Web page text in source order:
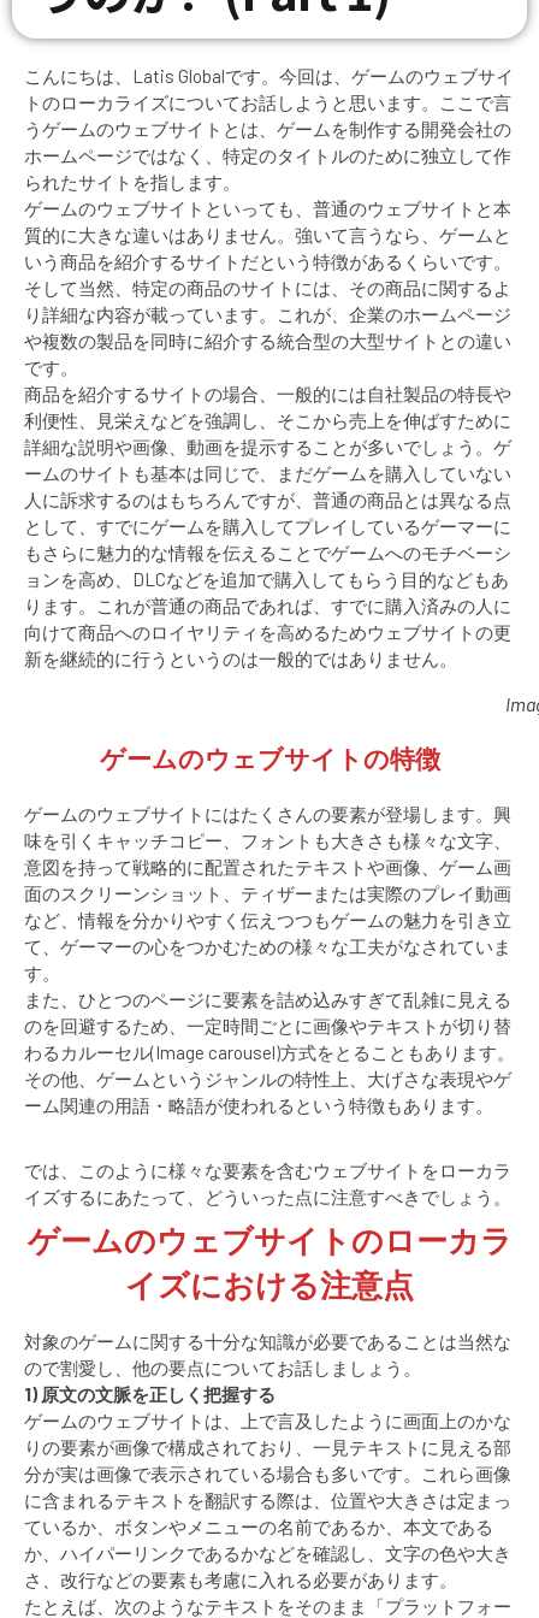
こんにちは、Latis Globalです。今回は、ゲームのウェブサイ
トのローカライズについてお話しようと思います。ここで言
うゲームのウェブサイトとは、ゲームを制作する開発会社の
ホームページではなく、特定のタイトルのために独立して作
られたサイトを指します。
ゲームのウェブサイトといっても、普通のウェブサイトと本
質的に大きな違いはありません。強いて言うなら、ゲームと
いう商品を紹介するサイトだという特徴があるくらいです。
そして当然、特定の商品のサイトには、その商品に関するよ
り詳細な内容が載っています。これが、企業のホームページ
や複数の製品を同時に紹介する統合型の大型サイトとの違い
です。
商品を紹介するサイトの場合、一般的には自社製品の特長や
利便性、見栄えなどを強調し、そこから売上を伸ばすために
詳細な説明や画像、動画を提示することが多いでしょう。ゲ
ームのサイトも基本は同じで、まだゲームを購入していない
人に訴求するのはもちろんですが、普通の商品とは異なる点
として、すでにゲームを購入してプレイしているゲーマーに
もさらに魅力的な情報を伝えることでゲームへのモチベーシ
ョンを高め、DLCなどを追加で購入してもらう目的などもあ
ります。これが普通の商品であれば、すでに購入済みの人に
向けて商品へのロイヤリティを高めるためウェブサイトの更
新を継続的に行うというのは一般的ではありません。
ゲームのウェブサイトの特徴
ゲームのウェブサイトにはたくさんの要素が登場します。興
味を引くキャッチコピー、フォントも大きさも様々な文字、
意図を持って戦略的に配置されたテキストや画像、ゲーム画
面のスクリーンショット、ティザーまたは実際のプレイ動画
など、情報を分かりやすく伝えつつもゲームの魅力を引き立
て、ゲーマーの心をつかむための様々な工夫がなされていま
す。
また、ひとつのページに要素を詰め込みすぎて乱雑に見える
のを回避するため、一定時間ごとに画像やテキストが切り替
わるカルーセル(Image carousel)方式をとることもあります。
その他、ゲームというジャンルの特性上、大げさな表現やゲ
ーム関連の用語・略語が使われるという特徴もあります。
では、このように様々な要素を含むウェブサイトをローカラ
イズするにあたって、どういった点に注意すべきでしょう。
ゲームのウェブサイトのローカラ
イズにおける注意点
対象のゲームに関する十分な知識が必要であることは当然な
ので割愛し、他の要点についてお話しましょう。
1) 原文の文脈を正しく把握する
ゲームのウェブサイトは、上で言及したように画面上のかな
りの要素が画像で構成されており、一見テキストに見える部
分が実は画像で表示されている場合も多いです。これら画像
に含まれるテキストを翻訳する際は、位置や大きさは定まっ
ているか、ボタンやメニューの名前であるか、本文である
か、ハイパーリンクであるかなどを確認し、文字の色や大き
さ、改行などの要素も考慮に入れる必要があります。
たとえば、次のようなテキストをそのまま「プラットフォー